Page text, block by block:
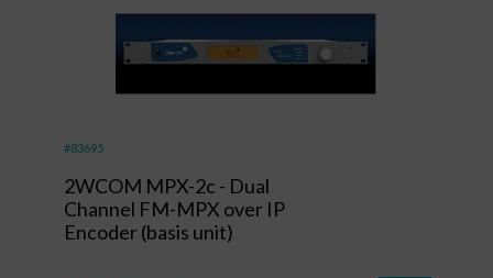
#83695
2WCOM MPX-2c - Dual
Channel FM-MPX over IP
Encoder (basis unit)